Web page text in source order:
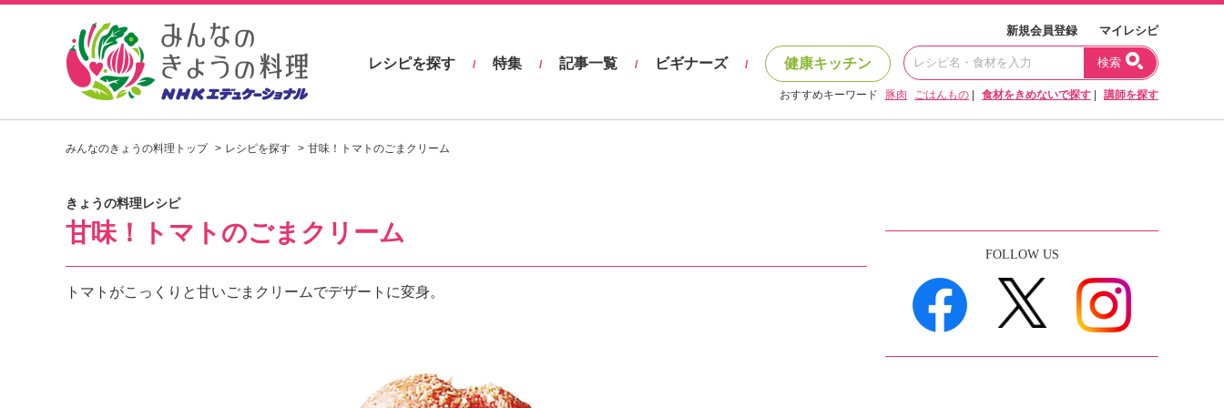
し
ピ
を
見
つ
け
新規会員登録 マイレシピ
レシピを探す / 特集 / 記事一覧 / ビギナーズ / 健康キッチン 検索
おすすめキーワード 豚肉 ごはんもの 食材をきめないで探す 講師を探す
みんなのきょうの料理トップ レシピを探す 甘味！トマトのごまクリーム
きょうの料理レシピ
甘味！トマトのごまクリーム
トマトがこっくりと甘いごまクリームでデザートに変身。
FOLLOW US